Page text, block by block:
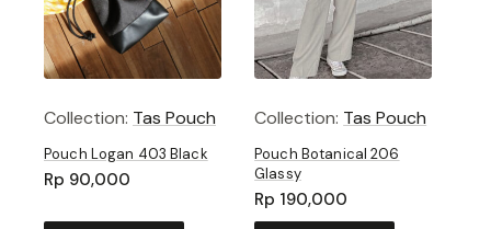
Collection: Tas Pouch
Pouch Logan 403 Black
Rp 90,000
Collection: Tas Pouch
Pouch Botanical 206
Glassy
Rp 190,000